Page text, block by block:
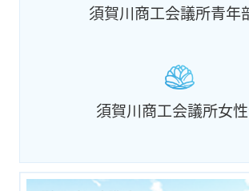
須賀川商工会議所青年
須賀川商工会議所女